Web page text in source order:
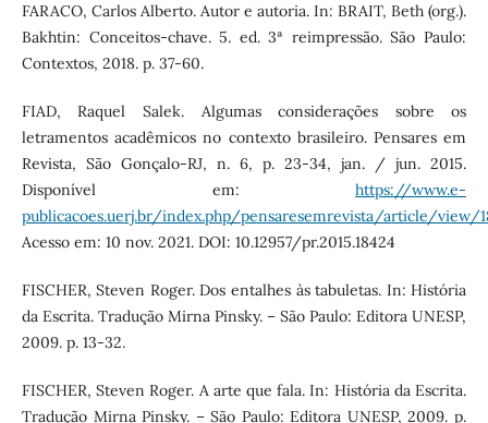
FARACO, Carlos Alberto. Autor e autoria. In: BRAIT, Beth (org.).
Bakhtin: Conceitos-chave. 5. ed. 3ª reimpressão. São Paulo:
Contextos, 2018. p. 37-60.
FIAD, Raquel Salek. Algumas considerações sobre os
letramentos acadêmicos no contexto brasileiro. Pensares em
Revista, São Gonçalo-RJ, n. 6, p. 23-34, jan. / jun. 2015.
Disponível em:https://www.e-
publicacoes.uerj.br/index.php/pensaresemrevista/article/view/
Acesso em: 10 nov. 2021. DOI: 10.12957/pr.2015.18424
FISCHER, Steven Roger. Dos entalhes às tabuletas. In: História
da Escrita. Tradução Mirna Pinsky. – São Paulo: Editora UNESP,
2009. p. 13-32.
FISCHER, Steven Roger. A arte que fala. In: História da Escrita.
Tradução Mirna Pinsky. – São Paulo: Editora UNESP, 2009. p.